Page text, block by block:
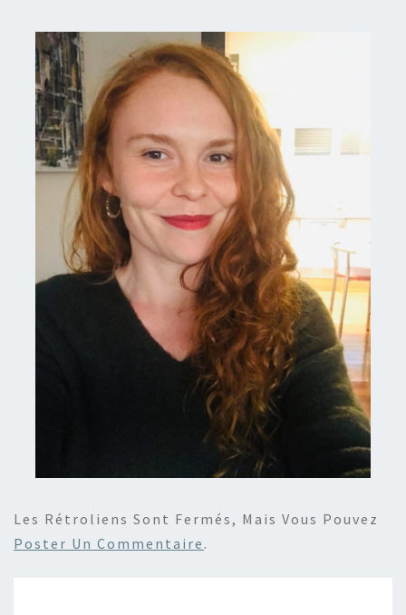
Les Rétroliens Sont Fermés, Mais Vous Pouvez
Poster Un Commentaire .